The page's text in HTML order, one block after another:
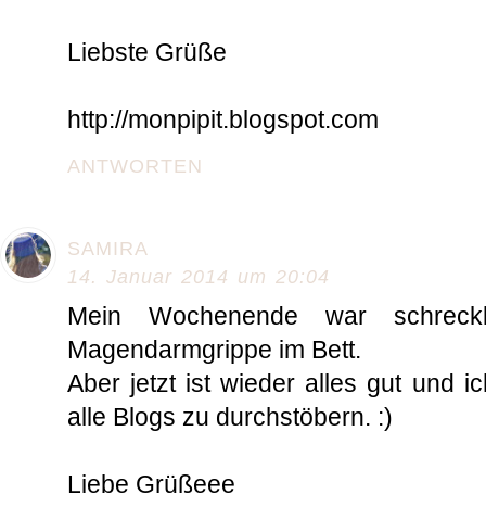
Liebste Grüße
http://monpipit.blogspot.com
ANTWORTEN
SAMIRA
14. Januar 2014 um 20:04
Mein Wochenende war
Magendarmgrippe im Bett.
Aber jetzt ist wieder alles gut und
alle Blogs zu durchstöbern. :)
Liebe Grüßeee